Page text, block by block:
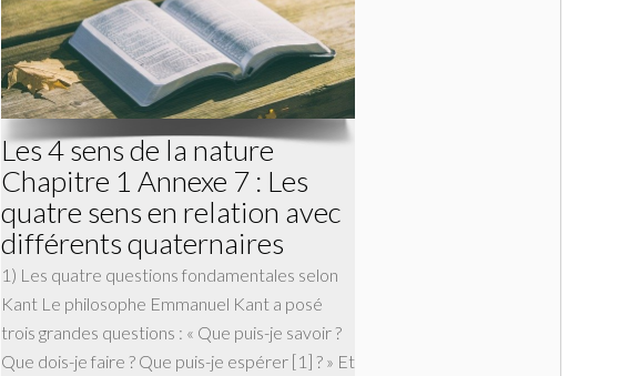
Les 4 sens de la nature
Chapitre 1 Annexe 7 : Les
quatre sens en relation avec
différents quaternaires
1) Les quatre questions fondamentales selon
Kant Le philosophe Emmanuel Kant a posé
trois grandes questions : « Que puis-je savoir ?
Que dois-je faire ? Que puis-je espérer [1] ? » Et